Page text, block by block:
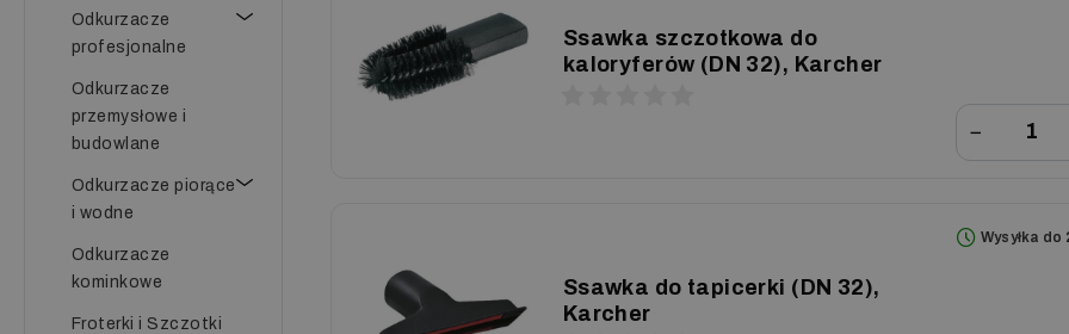
Odkurzacze
profesjonalne
Odkurzacze
przemysłowe i
budowlane
Odkurzacze piorące
i wodne
Odkurzacze
kominkowe
Froterki i Szczotki
Ssawka szczotkowa do
kaloryferów (DN 32), Karcher
−
Ssawka do tapicerki (DN 32),
Karcher
Wysyłka do